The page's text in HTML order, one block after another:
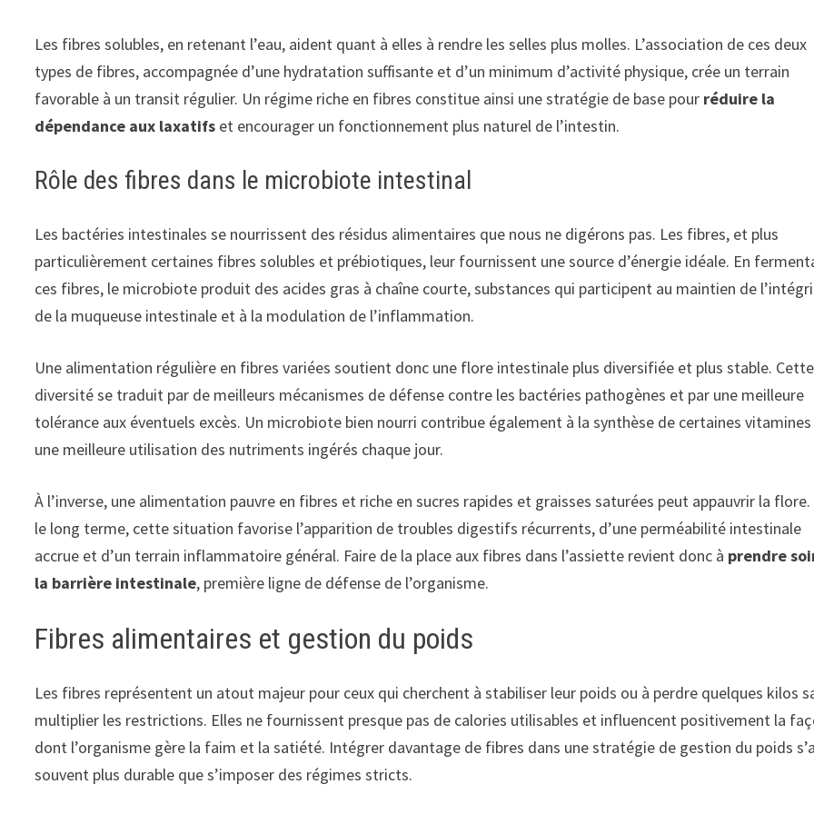
Les fibres solubles, en retenant l’eau, aident quant à elles à rendre les selles plus molles. L’association de ces deux
types de fibres, accompagnée d’une hydratation suffisante et d’un minimum d’activité physique, crée un terrain
favorable à un transit régulier. Un régime riche en fibres constitue ainsi une stratégie de base pour réduire la
dépendance aux laxatifs et encourager un fonctionnement plus naturel de l’intestin.
Rôle des fibres dans le microbiote intestinal
Les bactéries intestinales se nourrissent des résidus alimentaires que nous ne digérons pas. Les fibres, et plus
particulièrement certaines fibres solubles et prébiotiques, leur fournissent une source d’énergie idéale. En
ces fibres, le microbiote produit des acides gras à chaîne courte, substances qui participent au maintien de
de la muqueuse intestinale et à la modulation de l’inflammation.
Une alimentation régulière en fibres variées soutient donc une flore intestinale plus diversifiée et plus stable. Cette
diversité se traduit par de meilleurs mécanismes de défense contre les bactéries pathogènes et par une meilleure
tolérance aux éventuels excès. Un microbiote bien nourri contribue également à la synthèse de certaines
une meilleure utilisation des nutriments ingérés chaque jour.
À l’inverse, une alimentation pauvre en fibres et riche en sucres rapides et graisses saturées peut appauvrir la flore.
le long terme, cette situation favorise l’apparition de troubles digestifs récurrents, d’une perméabilité intestinale
accrue et d’un terrain inflammatoire général. Faire de la place aux fibres dans l’assiette revient donc à prendre
la barrière intestinale, première ligne de défense de l’organisme.
Fibres alimentaires et gestion du poids
Les fibres représentent un atout majeur pour ceux qui cherchent à stabiliser leur poids ou à perdre quelques kilos
multiplier les restrictions. Elles ne fournissent presque pas de calories utilisables et influencent positivement la
dont l’organisme gère la faim et la satiété. Intégrer davantage de fibres dans une stratégie de gestion du poids
souvent plus durable que s’imposer des régimes stricts.